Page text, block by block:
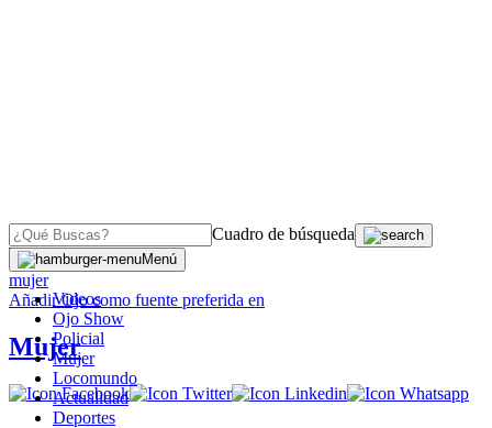
Cuadro de búsqueda
Menú
Videos
Ojo Show
Policial
Mujer
Locomundo
Actualidad
Deportes
OJO
mujer
AñadirOjocomo fuente preferida en
Mujer